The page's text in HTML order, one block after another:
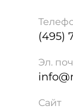
(495)
Эл.
Сайт